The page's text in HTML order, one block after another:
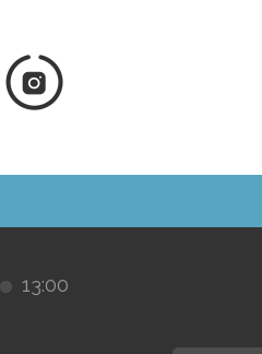
13:00